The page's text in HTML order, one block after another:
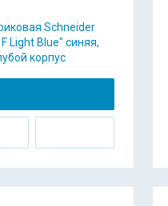
Schneider
Light Blue" синяя,
корпус